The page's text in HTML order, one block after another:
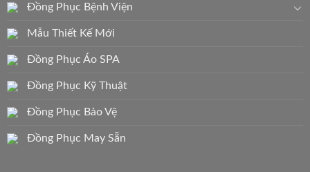
Đồng Phục Bệnh Viện
Mẫu Thiết Kế Mới
Đồng Phục Áo SPA
Đồng Phục Kỹ Thuật
Đồng Phục Bảo Vệ
Đồng Phục May Sẵn